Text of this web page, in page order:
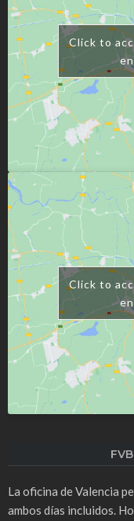
Click to
Click to
La oficina de Valencia
ambos días incluidos.